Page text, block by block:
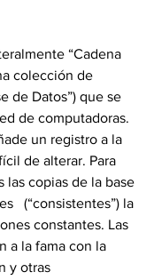
“Cadena
colección de
de Datos”) que se
de computadoras.
un registro a la
de alterar. Para
las copias de la base
(“consistentes”) la
constantes. Las
a la fama con la
y otras